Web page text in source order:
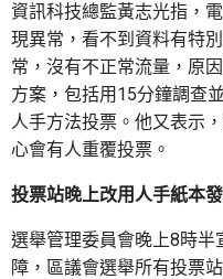
資訊科技總監黃志光指，
現異常，看不到資料有特
常，沒有不正常流量，原
方案，包括用15分鐘調查
人手方法投票。他又表示
心會有人重覆投票。
投票站晚上改用人手紙本
選舉管理委員會晚上8時
障，區議會選舉所有投票